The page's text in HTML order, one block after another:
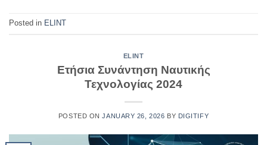
Posted in ELINT
ELINT
Ετήσια Συνάντηση Ναυτικής
Τεχνολογίας 2024
POSTED ONJANUARY 26, 2026 BY DIGITIFY